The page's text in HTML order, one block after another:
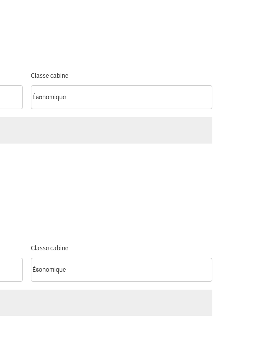
Classe cabine
Classe cabine option Économique Selected
Économique
keyboard_arrow_down
Classe cabine
Classe cabine option Économique Selected
Économique
keyboard_arrow_down